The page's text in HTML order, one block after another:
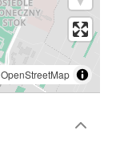
OpenStreetMap